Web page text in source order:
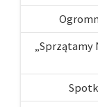
„Sprzątamy